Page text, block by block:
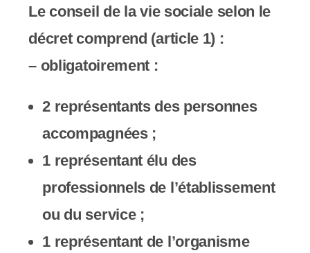
Le conseil de la vie sociale selon le
décret comprend (article 1) :
– obligatoirement :
2 représentants des personnes
accompagnées ;
1 représentant élu des
professionnels de l’établissement
ou du service ;
1 représentant de l’organisme